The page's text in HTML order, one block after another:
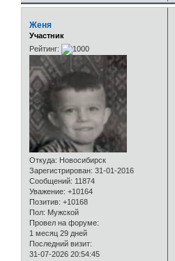
Женя
Участник
Рейтинг:
Откуда: Новосибирск
Зарегистрирован: 31-01-2016
Сообщений: 11874
Уважение: +10164
Позитив: +10168
Пол: Мужской
Провел на форуме:
1 месяц 29 дней
Последний визит:
31-07-2026 20:54:45